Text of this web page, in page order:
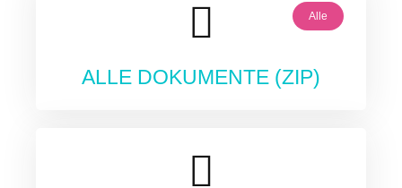
Alle
ALLE DOKUMENTE (ZIP)